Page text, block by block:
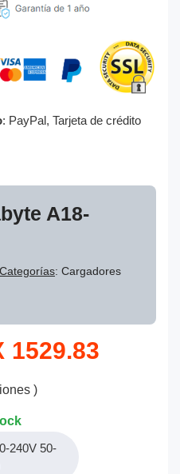
: PayPal, Tarjeta de crédito
A18-
Categorías: Cargadores
1529.83
)
240V 50-